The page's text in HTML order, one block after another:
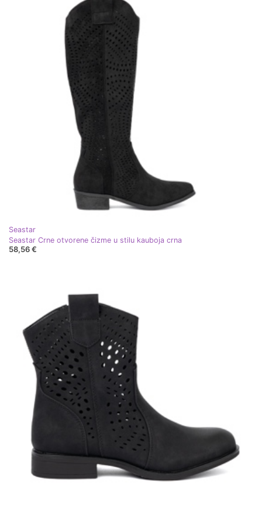
Seastar
Seastar Crne otvorene čizme u stilu kauboja crna
58,56 €